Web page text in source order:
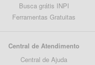
Busca grátis INPI
Ferramentas Gratuitas
Central de Atendimento
Central de Ajuda